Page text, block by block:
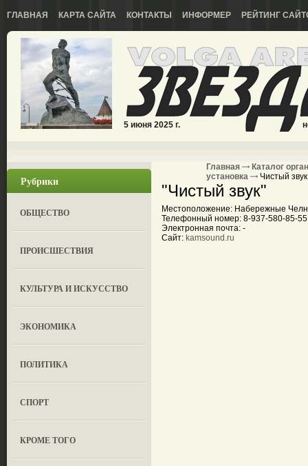
ГЛАВНАЯ КАРТА САЙТА КОНТАКТЫ ИНФОРМЕР РЕЙТИНГ
5 июня 2025 г.
Рубрики
ОБЩЕСТВО
ПРОИСШЕСТВИЯ
КУЛЬТУРА И ИСКУССТВО
ЭКОНОМИКА
ПОЛИТИКА
СПОРТ
КРОМЕ ТОГО
Главная
Каталог
установка
Чистый звук
"Чистый звук"
Местоположение: Набережные
Телефонный номер: 8-937-580-85-55
Электронная почта: -
Сайт: kamsound.ru